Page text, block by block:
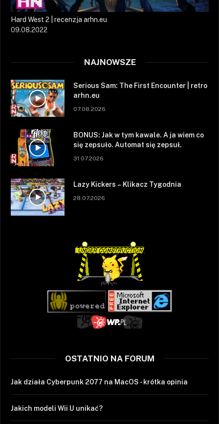
Hard West 2 | recenzja arhn.eu
09.08.2022
NAJNOWSZE
Serious Sam: The First Encounter | retro
arhn.eu
07.08.2026
BONUS: Jak w tym kawale. A ja wiem co
się zepsuło. Automat się zepsuł.
31.07.2026
Lazy Kickers – Klikacz Tygodnia
28.07.2026
OSTATNIO NA FORUM
Jak działa Cyberpunk 2077 na MacOS - krótka opinia
Jakich modeli Wii U unikać?